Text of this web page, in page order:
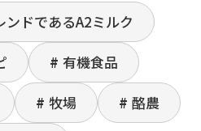
ドであるA2ミルク
有機食品
牧場
酪農